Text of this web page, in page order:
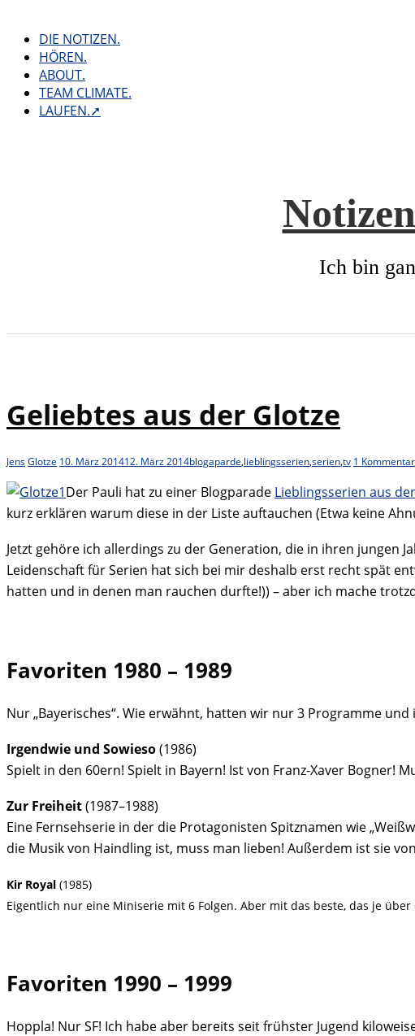
contentDIE NOTIZEN.
HÖREN.
ABOUT.
TEAM CLIMATE.
LAUFEN.➚
Ich bin
Geliebtes aus der Glotze
JensGlotze 10. März 201412. März 2014blogaparde,lieblingsserien,serien,tv 1 Kommentar
Der Pauli hat zu einer Blogparade Lieblingsserien aus
kurz erklären warum diese in der Liste auftauchen (Etwa keine
Jetzt gehöre ich allerdings zu der Generation, die in ihren
Leidenschaft für Serien hat sich bei mir deshalb erst recht spät
hatten und in denen man rauchen durfte!)) – aber ich mache
Favoriten 1980 – 1989
Nur „Bayerisches“. Wie erwähnt, hatten wir nur 3 Programme
Irgendwie und Sowieso(1986)
Spielt in den 60ern! Spielt in Bayern! Ist von Franz-Xaver Bogner!
Zur Freiheit(1987–1988)
Eine Fernsehserie in der die Protagonisten Spitznamen wie
die Musik von Haindling ist, muss man lieben! Außerdem ist sie
Kir Royal (1985)
Eigentlich nur eine Miniserie mit 6 Folgen. Aber mit das beste, das je
Favoriten 1990 – 1999
Hoppla! Nur SF! Ich habe aber bereits seit frühster Jugend